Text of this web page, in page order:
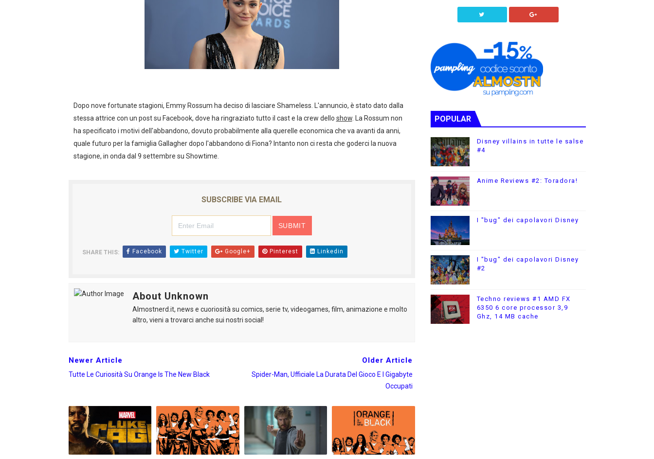
Gli incredibili 2: tutte le iniziative UCI Cinemas
Tutte le curiosità su Orange Is The New Black
Emmy Rossum lascia Shameless
"Sherlock Holmes 3" nei cinema a natale 2020
STREGHE "CHARMED": TRAILER, TRAMA E PERSONAGGI
American Horror Story: Apocalypse, nuovo poster ufficiale per la serie TV
Logan: arriva l'attesissimo nuovo trailer in italiano!
Segreti e curiosità delle serie TV #5 Breaking Bad
Ufficiale: Netflix alza i prezzi anche in Italia
Dopo nove fortunate stagioni, Emmy Rossum ha deciso di lasciare Shameless. L'annuncio, è stato dato dalla
stessa attrice con un post su Facebook, dove ha ringraziato tutto il cast e la crew dello show. La Rossum non
ha specificato i motivi dell'abbandono, dovuto probabilmente alla querelle economica che va avanti da anni,
quale futuro per la famiglia Gallagher dopo l'abbandono di Fiona? Intanto non ci resta che goderci la nuova
stagione, in onda dal 9 settembre su Showtime.
SUBSCRIBE VIA EMAIL
SHARE THIS: Facebook Twitter Google+ Pinterest Linkedin
About Unknown
Almostnerd.it, news e cuoriosità su comics, serie tv, videogames, film, animazione e molto
altro, vieni a trovarci anche sui nostri social!
Newer Article
Tutte Le Curiosità Su Orange Is The New Black
Older Article
Spider-Man, Ufficiale La Durata Del Gioco E I Gigabyte
Occupati
POPULAR
Disney villains in tutte le salse
#4
Anime Reviews #2: Toradora!
I "bug" dei capolavori Disney
I "bug" dei capolavori Disney
#2
Techno reviews #1 AMD FX
6350 6 core processor 3,9
Ghz, 14 MB cache